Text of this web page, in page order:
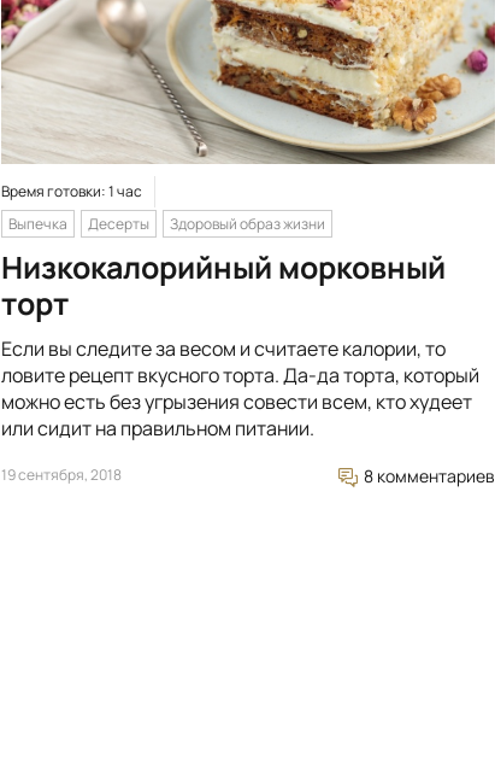
Время готовки: 1 час
Выпечка
Десерты Здоровый образ жизни
Низкокалорийный морковный
торт
Если вы следите за весом и считаете калории, то
ловите рецепт вкусного торта. Да-да торта, который
можно есть без угрызения совести всем, кто худеет
или сидит на правильном питании.
19 сентября, 2018 8 комментариев